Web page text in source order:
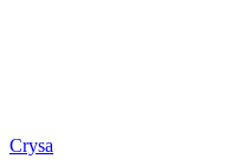
Crysa